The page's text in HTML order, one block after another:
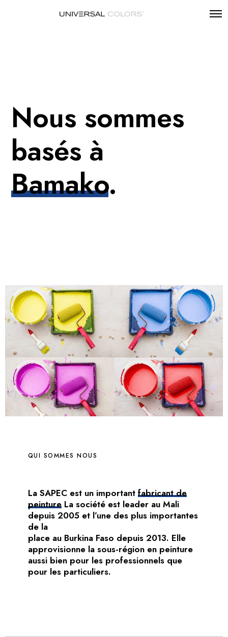
Nous sommes
basés à
Bamako.
QUI SOMMES NOUS
La SAPEC est un important fabricant de
peintureLa société est leader au Mali
depuis 2005 et l’une des plus importantes
de la
place au Burkina Faso depuis 2013. Elle
approvisionne la sous-région en peinture
aussi bien pour les professionnels que
pour les particuliers.